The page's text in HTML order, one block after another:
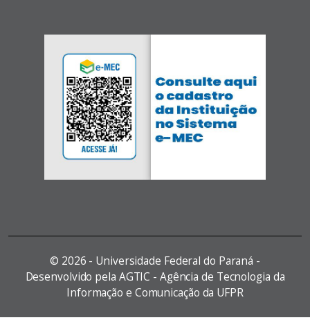
© 2026 - Universidade Federal do Paraná -
Desenvolvido pela AGTIC - Agência de Tecnologia da
Informação e Comunicação da UFPR